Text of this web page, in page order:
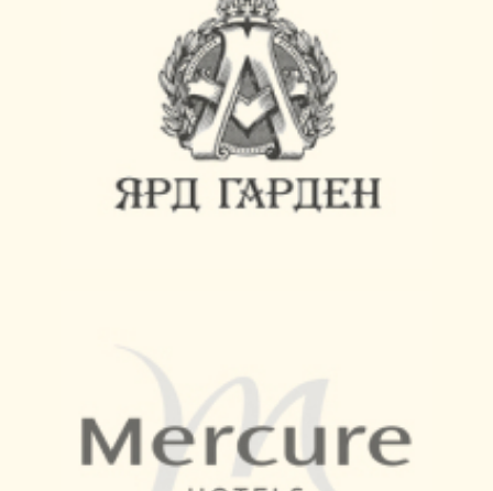
персональных данных
ОСТАВИТЬ ЗАЯВКУ
Оставьте заявку и получите
удобное дистанционное
управление системой света с
помощью своего смартфона